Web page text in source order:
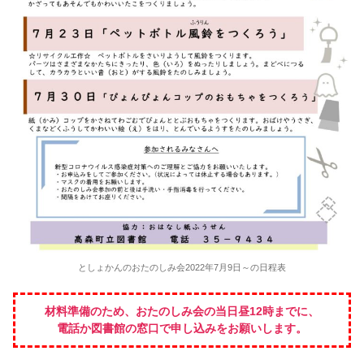
としょかんのおたのしみ会2022年7月9日～の日程表
材料準備のため、おたのしみ会の当日昼12時までに、
電話か図書館の窓口で申し込みをお願いします。